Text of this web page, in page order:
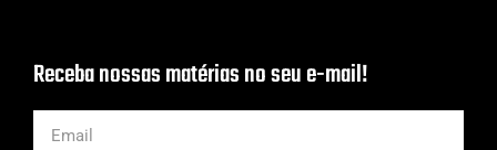
Receba nossas matérias no seu e-mail!